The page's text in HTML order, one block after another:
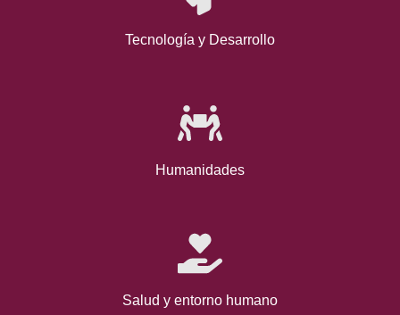
Tecnología y Desarrollo
Humanidades
Salud y entorno humano